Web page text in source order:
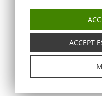
ACCEPT